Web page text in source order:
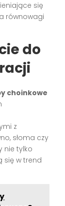
się
równowagi
do
choinkowe
z
słoma czy
nie tylko
się w trend